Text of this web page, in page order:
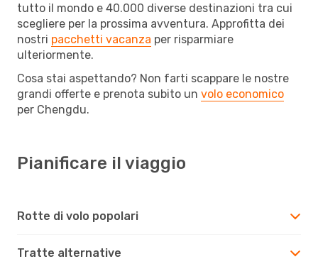
tutto il mondo e 40.000 diverse destinazioni tra cui
scegliere per la prossima avventura. Approfitta dei
nostri pacchetti vacanza per risparmiare
ulteriormente.
Cosa stai aspettando? Non farti scappare le nostre
grandi offerte e prenota subito un volo economico
per Chengdu.
Pianificare il viaggio
Rotte di volo popolari
Tratte alternative